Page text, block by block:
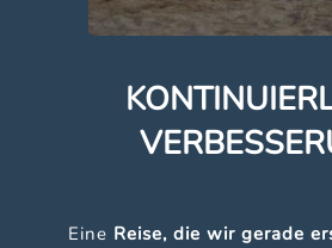
Eine Reise, die wir gerade